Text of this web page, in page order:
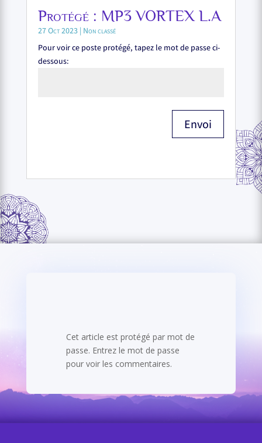
Protégé : MP3 VORTEX L.A
27 Oct 2023| Non classé
Pour voir ce poste protégé, tapez le mot de passe ci-
dessous:
Envoi
Cet article est protégé par mot de
passe. Entrez le mot de passe
pour voir les commentaires.